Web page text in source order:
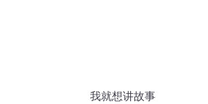
我就想讲故事